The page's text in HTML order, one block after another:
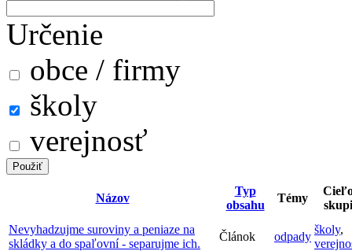
Určenie
obce / firmy
školy
verejnosť
Názov
Typ
obsahu
Témy
Nevyhadzujme suroviny a peniaze na
skládky a do spaľovní - separujme ich.
Článok odpady
školy,